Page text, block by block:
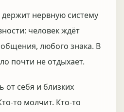
нервную систему
человек ждёт
любого знака. В
почти не отдыхает.
от себя и близких
то молчит. Кто-то